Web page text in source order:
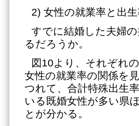
2) 女性の就業率と出
すでに結婚した夫婦
るだろうか。
図10より、それぞれ
女性の就業率の関係を
つれて、合計特殊出生
いる既婚女性が多い県
とが分かる。